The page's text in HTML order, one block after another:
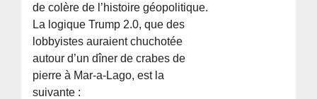
de colère de l’histoire géopolitique.
La logique Trump 2.0, que des
lobbyistes auraient chuchotée
autour d’un dîner de crabes de
pierre à Mar-a-Lago, est la
suivante :